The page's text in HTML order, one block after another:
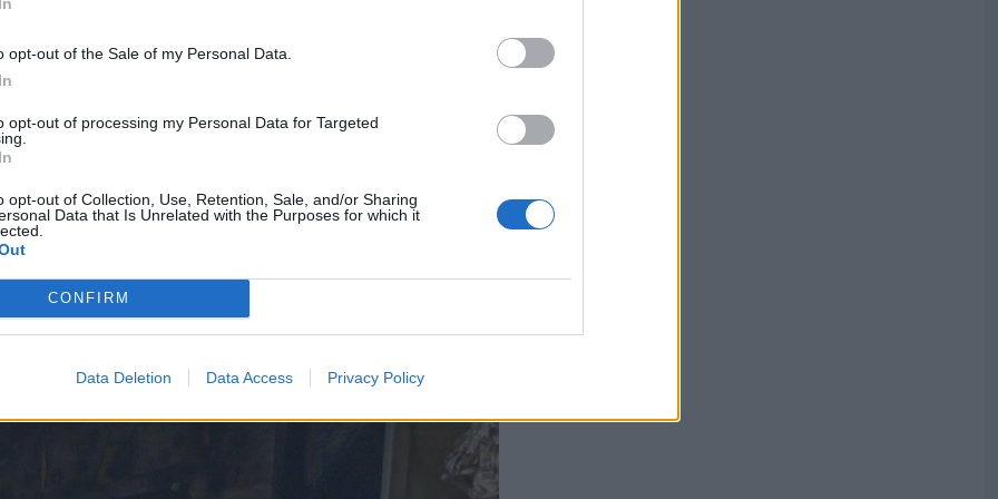
opt-out of the Sale of my Personal Data.
opt-out of processing my Personal Data for Targeted
opt-out of Collection, Use, Retention, Sale, and/or Sharing
Data that Is Unrelated with the Purposes for which it
CONFIRM
Data Deletion Data Access Privacy Policy
mindössze percei voltak
a drón már a város fölött
önmagában is
volna a civileket.
nem került sor a drón megsemmisítésére